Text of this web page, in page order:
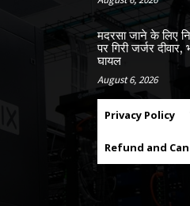
मदरसा जाने के लिए
पर गिरी जर्जर
घायल
August 6, 2026
Privacy Policy
Refund and